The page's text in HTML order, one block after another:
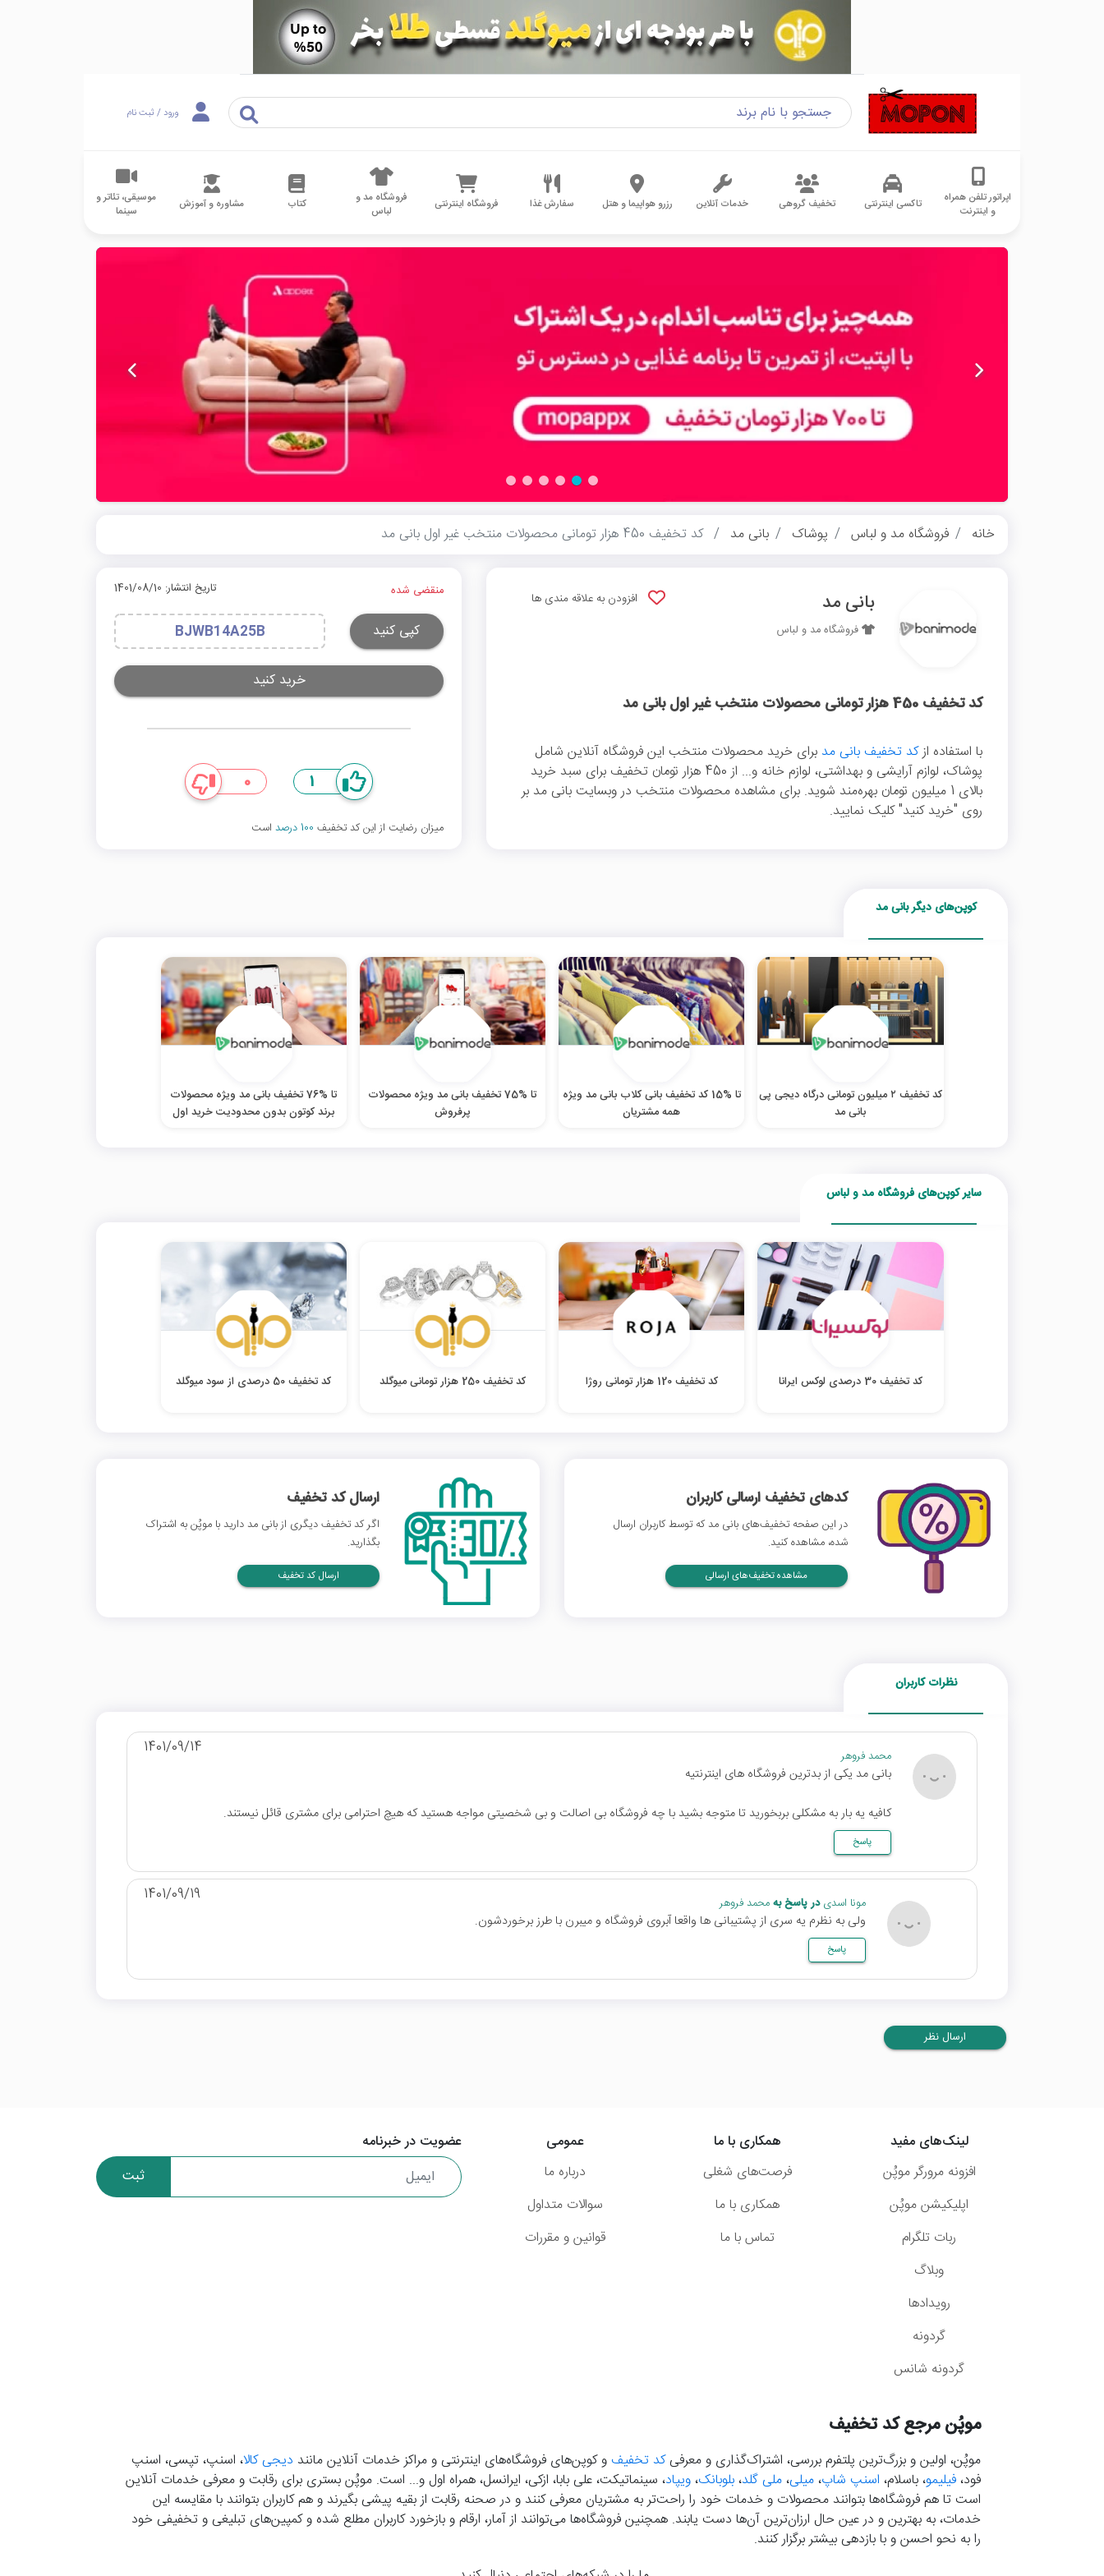
ورود / ثبت نام
اپراتور تلفن همراه
و اینترنت
تاکسی اینترنتی تخفیف گروهی خدمات آنلاین رزرو هواپیما و هتل سفارش غذا فروشگاه اینترنتی
فروشگاه مد و
لباس
کتاب مشاوره و آموزش
موسیقی، تئاتر و
سینما
خانه فروشگاه مد و لباس پوشاک بانی مد کد تخفیف 450 هزار تومانی محصولات منتخب غیر اول بانی مد
بانی مد
فروشگاه مد و لباس
افزودن به علاقه مندی ها
کد تخفیف 450 هزار تومانی محصولات منتخب غیر اول بانی مد
با استفاده ازکد تخفیف بانی مدبرای خرید محصولات منتخب این فروشگاه آنلاین شامل
پوشاک، لوازم آرایشی و بهداشتی، لوازم خانه و... از 450 هزار تومان تخفیف برای سبد خرید
بالای 1 میلیون تومان بهره‌مند شوید. برای مشاهده محصولات منتخب در وبسایت بانی مد بر
روی "خرید کنید" کلیک نمایید.
منقضی شده تاریخ انتشار: 1401/08/10
کپی کنید BJWB14A25B
خرید کنید
1
0
میزان رضایت از این کد تخفیف 100 درصد است
کوپن‌های دیگر بانی مد
کد تخفیف ۲ میلیون تومانی درگاه دیجی پی
بانی مد
تا %15 کد تخفیف بانی کلاب بانی مد ویژه
همه مشتریان
تا %75 تخفیف بانی مد ویژه محصولات
پرفروش
تا %76 تخفیف بانی مد ویژه محصولات
برند کوتون بدون محدودیت خرید اول
سایر کوپن‌های فروشگاه مد و لباس
کد تخفیف 30 درصدی لوکس ایرانا کد تخفیف 120 هزار تومانی روژا کد تخفیف 250 هزار تومانی میوگلد کد تخفیف 50 درصدی از سود میوگلد
کدهای تخفیف ارسالی کاربران
در این صفحه تخفیف‌های بانی مد که توسط کاربران ارسال
شده، مشاهده کنید.
مشاهده تخفیف‌های ارسالی
ارسال کد تخفیف
اگر کد تخفیف دیگری از بانی مد دارید با موپُن به اشتراک
بگذارید.
ارسال کد تخفیف
نظرات کاربران
1401/09/14 محمد فروهر
بانی مد یکی از بدترین فروشگاه های اینترنتیه
کافیه یه بار به مشکلی بربخورید تا متوجه بشید با چه فروشگاه بی اصالت و بی شخصیتی مواجه هستید که هیچ احترامی برای مشتری قائل نیستند.
پاسخ
1401/09/19 مونا اسدیدر پاسخ بهمحمد فروهر
ولی به نظرم یه سری از پشتیبانی ها واقعا آبروی فروشگاه و میبرن با طرز برخوردشون.
پاسخ
ارسال نظر
عضویت در خبرنامه
ثبت
لینک‌های مفید
افزونه مرورگر موپُن
اپلیکیشن موپُن
ربات تلگرام
وبلاگ
رویدادها
گردونه
گردونه شانس
همکاری با ما
فرصت‌های شغلی
همکاری با ما
تماس با ما
عمومی
درباره ما
سوالات متداول
قوانین و مقررات
موپُن مرجع کد تخفیف
موپُن، اولین و بزرگ‌ترین پلتفرم بررسی، اشتراک‌گذاری و معرفیکد تخفیفو کوپن‌های فروشگاه‌های اینترنتی و مراکز خدمات آنلاین مانند دیجی کالا، اسنپ، تپسی، اسنپ
فود، فیلیمو، باسلام، اسنپ شاپ، میلی، ملی گلد، بلوبانک، ویپاد، سینماتیکت، علی بابا، ازکی، ایرانسل، همراه اول و... است. موپُن بستری برای رقابت و معرفی خدمات آنلاین
است تا هم فروشگاه‌ها بتوانند محصولات و خدمات خود را راحت‌تر به مشتریان معرفی کنند و در صحنه رقابت از بقیه پیشی بگیرند و هم کاربران بتوانند با مقایسه این
خدمات، به بهترین و در عین حال ارزان‌ترین آن‌ها دست‌ یابند. همچنین فروشگاه‌ها می‌توانند از آمار، ارقام و بازخورد کاربران مطلع شده و کمپین‌های تبلیغی و تخفیفی خود
را به نحو احسن و با بازدهی بیشتر برگزار کنند.